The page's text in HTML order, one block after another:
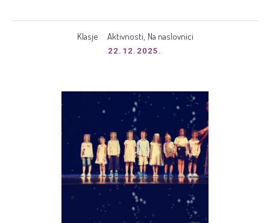
Klasje Aktivnosti, Na naslovnici
22.12.2025.